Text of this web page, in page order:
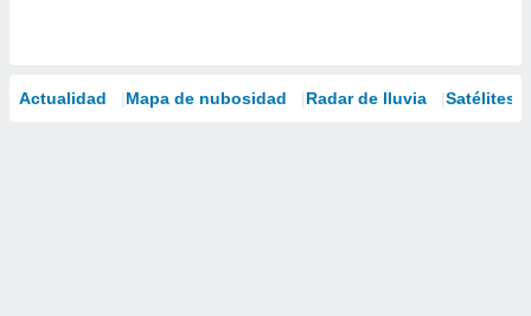
Actualidad Mapa de nubosidad Radar de lluvia Satélites